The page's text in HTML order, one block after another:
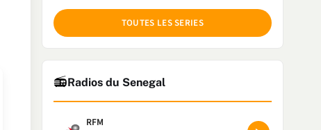
TOUTES LES SERIES
📻Radios du Senegal
RFM